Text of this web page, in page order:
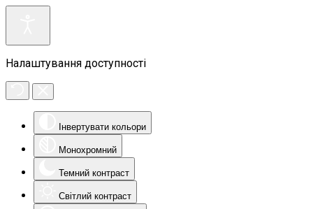
Налаштування доступності
Інвертувати кольори
Монохромний
Темний контраст
Світлий контраст